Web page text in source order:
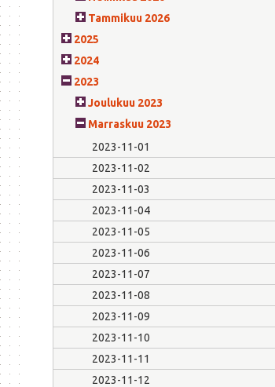
Tammikuu 2026
2025
2024
2023
Joulukuu 2023
Marraskuu 2023
2023-11-01
2023-11-02
2023-11-03
2023-11-04
2023-11-05
2023-11-06
2023-11-07
2023-11-08
2023-11-09
2023-11-10
2023-11-11
2023-11-12